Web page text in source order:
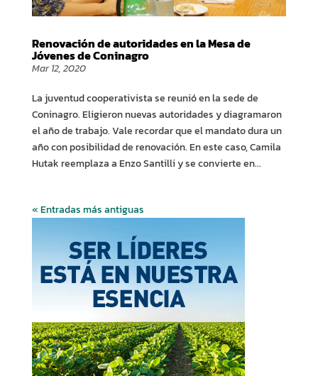
Renovación de autoridades en la Mesa de
Jóvenes de Coninagro
Mar 12, 2020
La juventud cooperativista se reunió en la sede de
Coninagro. Eligieron nuevas autoridades y diagramaron
el año de trabajo. Vale recordar que el mandato dura un
año con posibilidad de renovación. En este caso, Camila
Hutak reemplaza a Enzo Santilli y se convierte en...
« Entradas más antiguas